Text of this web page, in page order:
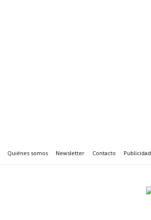
Quiénes somos Newsletter Contacto Publicidad